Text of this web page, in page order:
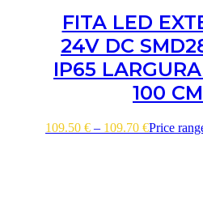
FITA LED
24V DC
IP65
100
109.50 € – 109.70 €Price